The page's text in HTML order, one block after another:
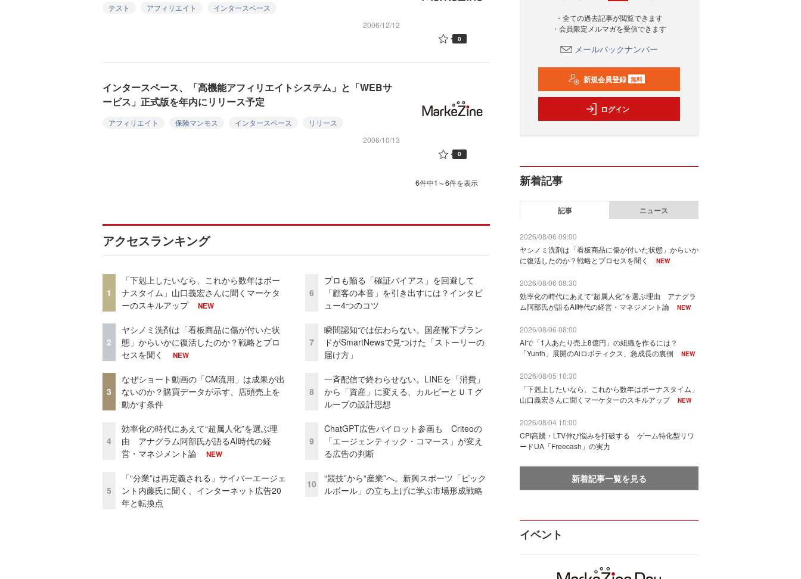
テスト アフィリエイト
インタースペース
2006/12/12
0
インタースペース、「高機能アフィリエイトシステム」と「WEBサ
ービス」正式版を年内にリリース予定
アフィリエイト 保険マンモス インタースペース
リリース
2006/10/13
0
6件中1～6件を表示
アクセスランキング
1
「下剋上したいなら、これから数年はボー
ナスタイム」山口義宏さんに聞くマーケタ
ーのスキルアップ
NEW
2
ヤシノミ洗剤は「看板商品に傷が付いた状
態」からいかに復活したのか？戦略とプロ
セスを聞く
NEW
3
なぜショート動画の「CM流用」は成果が出
ないのか？購買データが示す、店頭売上を
動かす条件
4
効率化の時代にあえて“超属人化”を選ぶ理
由 アナグラム阿部氏が語るAI時代の経
営・マネジメント論
NEW
5
「“分業”は再定義される」サイバーエージェ
ント内藤氏に聞く、インターネット広告20
年と転換点
6
プロも陥る「確証バイアス」を回避して
「顧客の本音」を引き出すには？インタビ
ュー4つのコツ
7
瞬間認知では伝わらない。国産靴下ブラン
ドがSmartNewsで見つけた「ストーリーの
届け方」
8
一斉配信で終わらせない。LINEを「消費」
から「資産」に変える、カルビーとＵＴグ
ループの設計思想
9
ChatGPT広告パイロット参画も Criteoの
「エージェンティック・コマース」が変え
る広告の判断
10
“競技”から“産業”へ。新興スポーツ「ピック
ルボール」の立ち上げに学ぶ市場形成戦略
・全ての過去記事が閲覧できます
・会員限定メルマガを受信できます
メールバックナンバー
新規会員登録 無料
ログイン
新着記事
記事 ニュース
2026/08/06 09:00
ヤシノミ洗剤は「看板商品に傷が付いた状態」からいか
に復活したのか？戦略とプロセスを聞く
NEW
2026/08/06 08:30
効率化の時代にあえて“超属人化”を選ぶ理由 アナグラ
ム阿部氏が語るAI時代の経営・マネジメント論
NEW
2026/08/06 08:00
AIで「1人あたり売上8億円」の組織を作るには？
「Yunth」展開のAiロボティクス、急成長の裏側
NEW
2026/08/05 10:30
「下剋上したいなら、これから数年はボーナスタイム」
山口義宏さんに聞くマーケターのスキルアップ
NEW
2026/08/04 10:00
CPI高騰・LTV伸び悩みを打破する ゲーム特化型リワ
ードUA「Freecash」の実力
新着記事一覧を見る
イベント